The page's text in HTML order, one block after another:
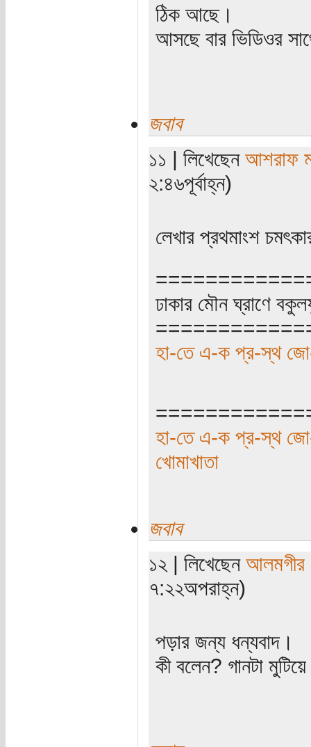
ঠিক আছে।
আসছে বার ভিডিওর
জবাব
১১ | লিখেছেন আশরাফ
২:৪৬পূর্বাহ্ন)
লেখার প্রথমাংশ
ঢাকার মৌন ঘ্রাণে
হা-তে এ-ক প্র-স্থ
হা-তে এ-ক প্র-স্থ
খোমাখাতা
জবাব
১২ | লিখেছেন আলমগীর
৭:২২অপরাহ্ন)
পড়ার জন্য ধন্যবাদ।
কী বলেন? গানটা